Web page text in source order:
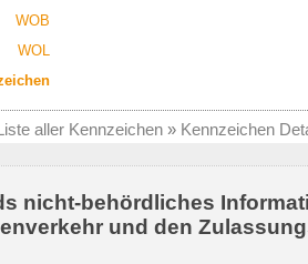
WOB
WOL
aller Kennzeichen » Kennzeichen
nicht-behördliches
und den